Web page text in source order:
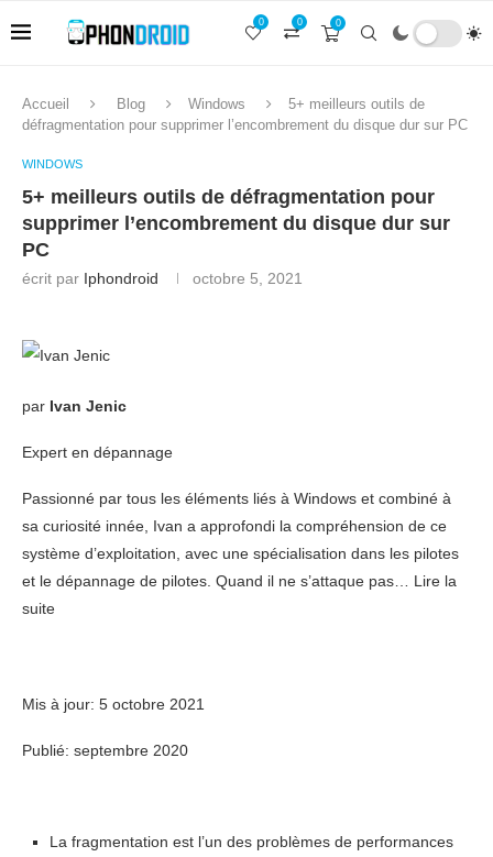
0
0
0
Accueil Blog Windows
5+ meilleurs outils de
défragmentation pour supprimer l’encombrement du disque dur sur PC
WINDOWS
5+ meilleurs outils de défragmentation pour
supprimer l’encombrement du disque dur sur
PC
écrit par Iphondroid octobre 5, 2021
par Ivan Jenic
Expert en dépannage
Passionné par tous les éléments liés à Windows et combiné à
sa curiosité innée, Ivan a approfondi la compréhension de ce
système d’exploitation, avec une spécialisation dans les pilotes
et le dépannage de pilotes. Quand il ne s’attaque pas… Lire la
suite
Mis à jour: 5 octobre 2021
Publié: septembre 2020
La fragmentation est l’un des problèmes de performances